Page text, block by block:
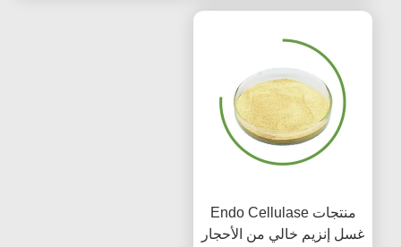
منتجات Endo Cellulase
غسل إنزيم خالي من الأحجار